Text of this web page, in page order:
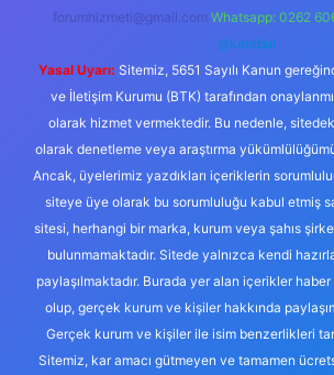
forumhizmeti@gmail.com Whatsapp: 0262
@karabul
Yasal Uyarı: Sitemiz, 5651 Sayılı Kanun
ve İletişim Kurumu (BTK) tarafından
olarak hizmet vermektedir. Bu nedenle,
olarak denetleme veya araştırma
Ancak, üyelerimiz yazdıkları içeriklerin
siteye üye olarak bu sorumluluğu kabul etmiş
sitesi, herhangi bir marka, kurum veya şahıs
bulunmamaktadır. Sitede yalnızca kendi
paylaşılmaktadır. Burada yer alan içerikler
olup, gerçek kurum ve kişiler hakkında
Gerçek kurum ve kişiler ile isim benzerlikleri
Sitemiz, kar amacı gütmeyen ve tamamen